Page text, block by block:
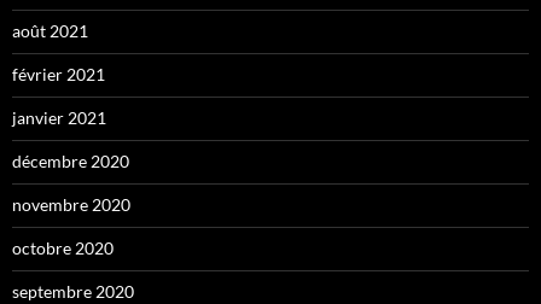
août 2021
février 2021
janvier 2021
décembre 2020
novembre 2020
octobre 2020
septembre 2020